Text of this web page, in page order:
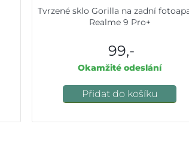
Tvrzené sklo Gorilla na zadní
Realme 9 Pro+
99,-
Okamžité odeslání
Přidat do košíku